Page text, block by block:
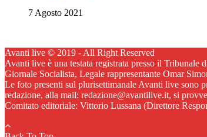
7 Agosto 2021
Avanti live © 2019 - All Right Reserved
Avanti live è una testata registrata presso il Tribunale
Giornale Socialista, Legale rappresentante Omar
Le foto presenti sul plurisettimanale Avanti live sono
redazione, alla mail: redazione@avantilive.it, si
Comitato editoriale: Vittorio Lussana (Direttore